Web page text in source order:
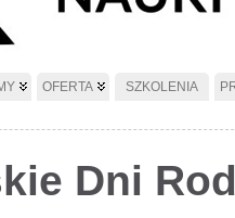
OFERTA SZKOLENIA
Dni